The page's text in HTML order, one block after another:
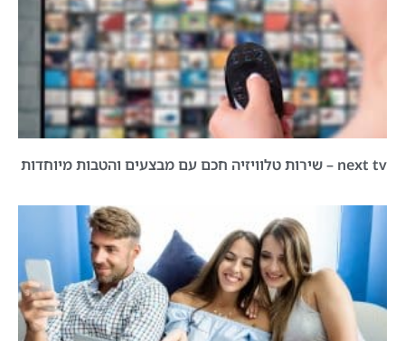
next tv – שירות טלוויזיה חכם עם מבצעים והטבות מיוחדות